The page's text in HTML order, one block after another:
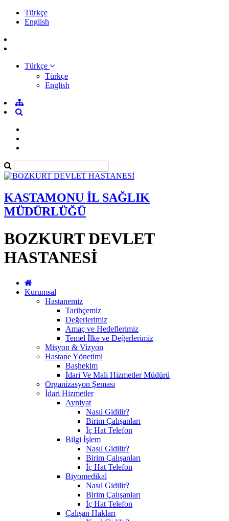
Türkçe
English
Türkçe
Türkçe
English
KASTAMONU İL SAĞLIK
MÜDÜRLÜĞÜ
BOZKURT DEVLET
HASTANESİ
Kurumsal
Hastanemiz
Tarihçemiz
Değerlerimiz
Amaç ve Hedeflerimiz
Temel İlke ve Değerlerimiz
Misyon & Vizyon
Hastane Yönetimi
Başhekim
İdari Ve Mali Hizmetler Müdürü
Organizasyon Şeması
İdari Hizmetler
Ayniyat
Nasıl Gidilir?
Birim Çalışanları
İç Hat Telefon
Bilgi İşlem
Nasıl Gidilir?
Birim Çalışanları
İç Hat Telefon
Biyomedikal
Nasıl Gidilir?
Birim Çalışanları
İç Hat Telefon
Çalışan Hakları